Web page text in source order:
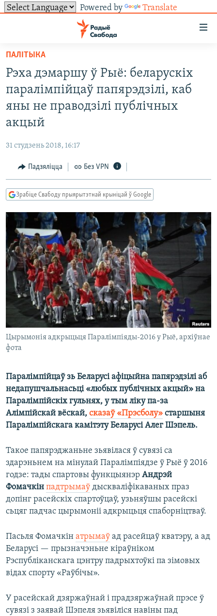
Powered by Translate
ўнівэрсальнага
доступу
Перайсьці
да
галоўнага
зьместу
Перайсьці
да
галоўнай
навігацыі
Перайсьці
да
пошуку
ЭКАНОМІКА
ВАЙНА
БЕЛАРУСЫ НА ВАЙНЕ
КУЛЬТУРА
КАЛЯНДАР
ТОЛЬКІ НА СВАБОДЗЕ
ПАДКАСТЫ
КНІГІ
АЎДЫЁКНІГІ
МОВА
НА ХВАЛЯХ СВАБОДЫ
СУВЯЗЬ
АБЫСЬЦІ БЛЯКАВАНЬНЕ
ПАДПІСАЦЦА
ПАДКАСТЫ
FACEBOOK
TWITTER
САЧЫЦЕ ЗА АБНАЎЛЕНЬНЯМІ
ПАЛІТЫКА
Рэха дэмаршу ў Рыё: беларускіх
паралімпійцаў папярэдзілі, каб
яны не праводзілі публічных
акцый
31 студзень 2018, 16:17
Падзяліцца Без VPN
Зрабіце Свабоду прыярытэтнай крыніцай ў Google
Цырымонія адкрыцьця Паралімпіяды-2016 у Рыё, архіўнае
фота
Паралімпійцаў зь Беларусі афіцыйна папярэдзілі аб
недапушчальнасьці «любых публічных акцый» на
Паралімпійскіх гульнях, у тым ліку па-за
Алімпійскай вёскай, сказаў «Прэсболу» старшыня
Паралімпійскага камітэту Беларусі Алег Шэпель.
Такое папярэджаньне зьявілася ў сувязі са
здарэньнем на мінулай Паралімпіядзе ў Рыё ў 2016
годзе: тады спартовы функцыянэр Андрэй
Фомачкін падтрымаў дыскваліфікаваных праз
допінг расейскіх спартоўцаў, узьняўшы расейскі
сьцяг падчас цырымоніі адкрыцьця спаборніцтваў.
Пасьля Фомачкін атрымаў ад расейцаў кватэру, а ад
Беларусі — прызначэньне кіраўніком
Рэспубліканскага цэнтру падрыхтоўкі па зімовых
відах спорту «Раўбічы».
У расейскай дзяржаўнай і прадзяржаўнай прэсе ў
сувязі з заявай Шэпеля зьявіліся навіны пад